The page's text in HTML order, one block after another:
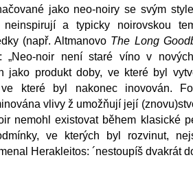
jako neo-noiry se svým
neinspirují a typicky noirovskou
(např. Altmanovo The Long
„Neo-noir není staré víno v
jako produkt doby, ve které byl
ve které byl nakonec inovován.
vlivy ž umožňují její
nemohl existovat během klasické
ve kterých byl rozvinut,
Herakleitos: ´nestoupíš dvakrát